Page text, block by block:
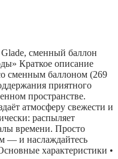
Glade, сменный баллон
Краткое описание
сменным баллоном (269
приятного
пространстве.
атмосферу свежести и
распыляет
времени. Просто
— и наслаждайтесь
характеристики •